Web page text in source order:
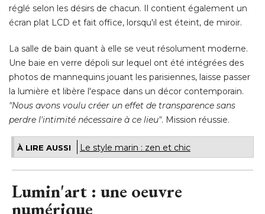
réglé selon les désirs de chacun. Il contient également un
écran plat LCD et fait office, lorsqu'il est éteint, de miroir.
La salle de bain quant à elle se veut résolument moderne.
Une baie en verre dépoli sur lequel ont été intégrées des
photos de mannequins jouant les parisiennes, laisse passer
la lumière et libère l'espace dans un décor contemporain.
"Nous avons voulu créer un effet de transparence sans
perdre l'intimité nécessaire à ce lieu". Mission réussie.
À LIRE AUSSI Le style marin : zen et chic
Lumin'art : une oeuvre
numérique